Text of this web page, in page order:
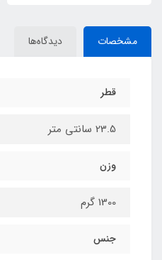
مشخصات دیدگاه‌ها
قطر
23.5 سانتی متر
وزن
1300 گرم
جنس